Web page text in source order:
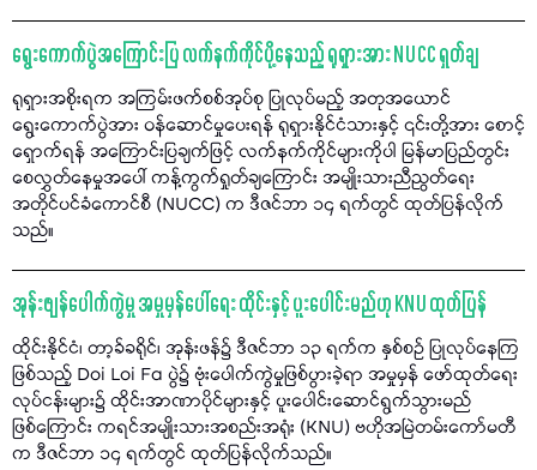
ရွေးကောက်ပွဲအကြောင်းပြ လက်နက်ကိုင်ပို့နေသည့် ရုရှားအား NUCC ရှုတ်ချ
ရုရှားအစိုးရက အကြမ်းဖက်စစ်အုပ်စု ပြုလုပ်မည့် အတုအယောင်
ရွေးကောက်ပွဲအား ဝန်ဆောင်မှုပေးရန် ရုရှားနိုင်ငံသားနှင့် ၎င်းတို့အား စောင့်
ရှောက်ရန် အကြောင်းပြချက်ဖြင့် လက်နက်ကိုင်များကိုပါ မြန်မာပြည်တွင်း
စေလွှတ်နေမှုအပေါ် ကန့်ကွက်ရှုတ်ချကြောင်း အမျိုးသားညီညွတ်ရေး
အတိုင်ပင်ခံကောင်စီ (NUCC) က ဒီဇင်ဘာ ၁၄ ရက်တွင် ထုတ်ပြန်လိုက်
သည်။
အုန်းဖျန်ပေါက်ကွဲမှု အမှုမှန်ပေါ်ရေး ထိုင်းနှင့် ပူးပေါင်းမည်ဟု KNU ထုတ်ပြန်
ထိုင်းနိုင်ငံ၊ တာ့ခ်ခရိုင်၊ အုန်းဖန်၌ ဒီဇင်ဘာ ၁၃ ရက်က နှစ်စဉ် ပြုလုပ်နေကြ
ဖြစ်သည့် Doi Loi Fa ပွဲ၌ ဗုံးပေါက်ကွဲမှုဖြစ်ပွားခဲ့ရာ အမှုမှန် ဖော်ထုတ်ရေး
လုပ်ငန်းများ၌ ထိုင်းအာဏာပိုင်များနှင့် ပူးပေါင်းဆောင်ရွက်သွားမည်
ဖြစ်ကြောင်း ကရင်အမျိုးသားအစည်းအရုံး (KNU) ဗဟိုအမြဲတမ်းကော်မတီ
က ဒီဇင်ဘာ ၁၄ ရက်တွင် ထုတ်ပြန်လိုက်သည်။